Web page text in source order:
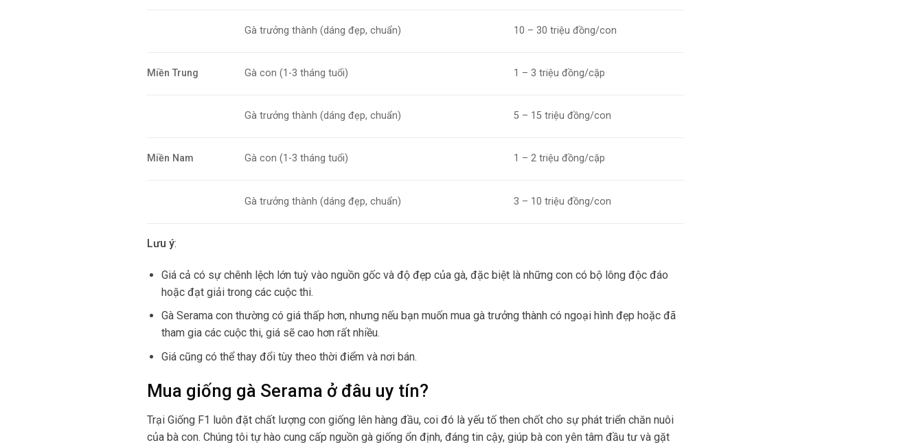
Gà trưởng thành (dáng đẹp, chuẩn) 10 – 30 triệu đồng/con
Miền Trung Gà con (1-3 tháng tuổi) 1 – 3 triệu đồng/cặp
Gà trưởng thành (dáng đẹp, chuẩn) 5 – 15 triệu đồng/con
Miền Nam Gà con (1-3 tháng tuổi) 1 – 2 triệu đồng/cặp
Gà trưởng thành (dáng đẹp, chuẩn) 3 – 10 triệu đồng/con
Lưu ý:
Giá cả có sự chênh lệch lớn tuỳ vào nguồn gốc và độ đẹp của gà, đặc biệt là những con có bộ lông độc đáo
hoặc đạt giải trong các cuộc thi.
Gà Serama con thường có giá thấp hơn, nhưng nếu bạn muốn mua gà trưởng thành có ngoại hình đẹp hoặc đã
tham gia các cuộc thi, giá sẽ cao hơn rất nhiều.
Giá cũng có thể thay đổi tùy theo thời điểm và nơi bán.
Mua giống gà Serama ở đâu uy tín?
Trại Giống F1 luôn đặt chất lượng con giống lên hàng đầu, coi đó là yếu tố then chốt cho sự phát triển chăn nuôi
của bà con. Chúng tôi tự hào cung cấp nguồn gà giống ổn định, đáng tin cậy, giúp bà con yên tâm đầu tư và gặt